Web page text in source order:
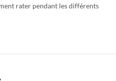
rater pendant les différents